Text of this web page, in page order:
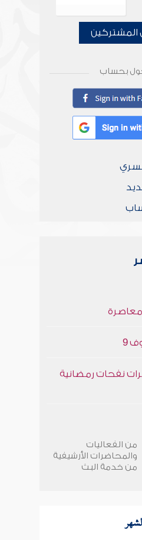
المشتركين
بحساب
9
نفحات رمضانية
من الفعاليات
والمحاضرات الأرشيفية
من خدمة البث